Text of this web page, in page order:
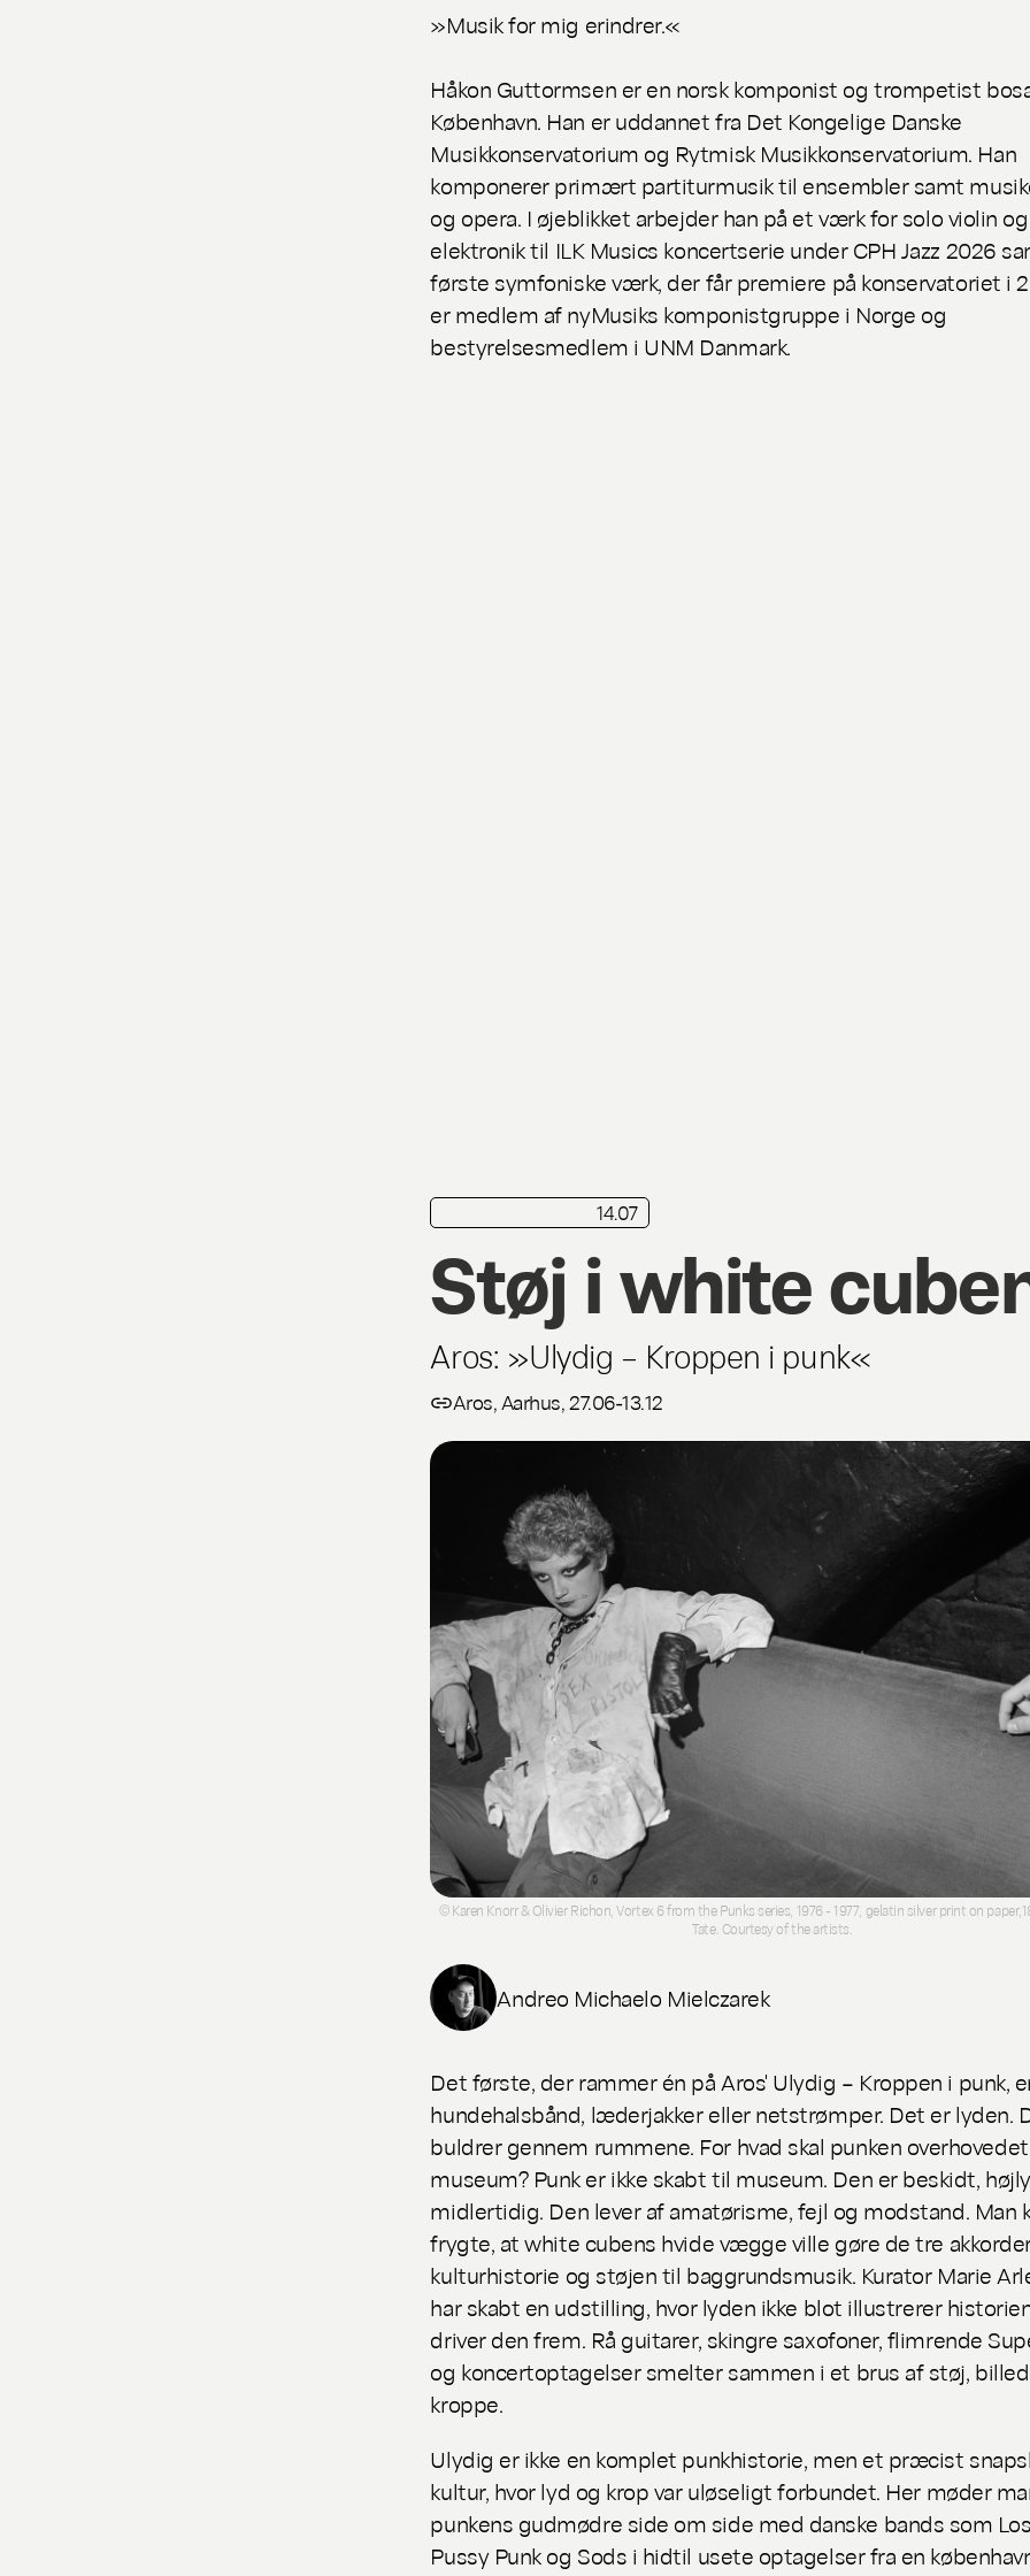
»Musik for mig erindrer.«
Håkon Guttormsen er en norsk komponist og trompetist
København. Han er uddannet fra Det Kongelige Danske
Musikkonservatorium og Rytmisk Musikkonservatorium. Han
komponerer primært partiturmusik til ensembler samt
og opera. I øjeblikket arbejder han på et værk for solo violin og
elektronik til ILK Musics koncertserie under CPH Jazz 2026
første symfoniske værk, der får premiere på konservatoriet i
er medlem af nyMusiks komponistgruppe i Norge og
bestyrelsesmedlem i UNM Danmark.
14.07
Støj i white
Aros: »Ulydig – Kroppen i punk«
Aros, Aarhus, 27.06-13.12
© Karen Knorr & Olivier Richon, Vortex 6 from the Punks series, 1976 - 1977, gelatin silver print on
Tate. Courtesy of the artists.
Andreo Michaelo Mielczarek
Det første, der rammer én på Aros' Ulydig – Kroppen i punk,
hundehalsbånd, læderjakker eller netstrømper. Det er lyden.
buldrer gennem rummene. For hvad skal punken
museum? Punk er ikke skabt til museum. Den er beskidt,
midlertidig. Den lever af amatørisme, fejl og modstand. Man
frygte, at white cubens hvide vægge ville gøre de tre
kulturhistorie og støjen til baggrundsmusik. Kurator Marie
har skabt en udstilling, hvor lyden ikke blot illustrerer
driver den frem. Rå guitarer, skingre saxofoner, flimrende
og koncertoptagelser smelter sammen i et brus af støj,
kroppe.
Ulydig er ikke en komplet punkhistorie, men et præcist
kultur, hvor lyd og krop var uløseligt forbundet. Her møder
punkens gudmødre side om side med danske bands som
Pussy Punk og Sods i hidtil usete optagelser fra en